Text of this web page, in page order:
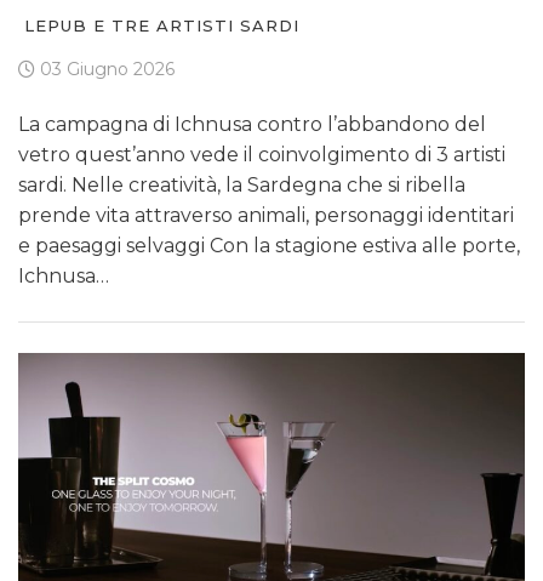
LEPUB E TRE ARTISTI SARDI
03 Giugno 2026
La campagna di Ichnusa contro l’abbandono del
vetro quest’anno vede il coinvolgimento di 3 artisti
sardi. Nelle creatività, la Sardegna che si ribella
prende vita attraverso animali, personaggi identitari
e paesaggi selvaggi Con la stagione estiva alle porte,
Ichnusa…